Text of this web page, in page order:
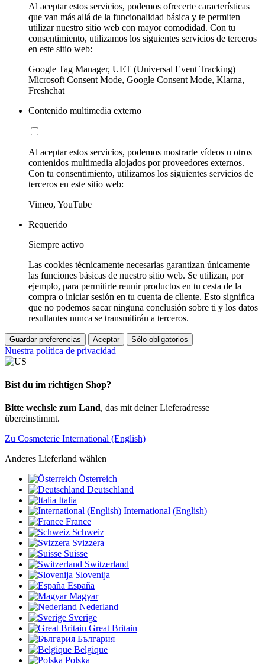
Al aceptar estos servicios, podemos ofrecerte características
que van más allá de la funcionalidad básica y te permiten
utilizar nuestro sitio web con mayor comodidad. Con tu
consentimiento, utilizamos los siguientes servicios de terceros
en este sitio web:
Google Tag Manager, UET (Universal Event Tracking)
Microsoft Consent Mode, Google Consent Mode, Klarna,
Freshchat
Contenido multimedia externo
Al aceptar estos servicios, podemos mostrarte vídeos u otros
contenidos multimedia alojados por proveedores externos.
Con tu consentimiento, utilizamos los siguientes servicios de
terceros en este sitio web:
Vimeo, YouTube
Requerido
Siempre activo
Las cookies técnicamente necesarias garantizan únicamente
las funciones básicas de nuestro sitio web. Se utilizan, por
ejemplo, para permitirte reunir productos en tu cesta de la
compra o iniciar sesión en tu cuenta de cliente. Esto significa
que no podemos sacar ninguna conclusión sobre ti y los datos
resultantes nunca se transmitirán a terceros.
Guardar preferencias Aceptar Sólo obligatorios
Nuestra política de privacidad
Bist du im richtigen Shop?
Bitte wechsle zum Land, das mit deiner Lieferadresse
übereinstimmt.
Zu Cosmeterie International (English)
Anderes Lieferland wählen
Österreich
Deutschland
Italia
International (English)
France
Schweiz
Svizzera
Suisse
Switzerland
Slovenija
España
Magyar
Nederland
Sverige
Great Britain
България
Belgique
Polska